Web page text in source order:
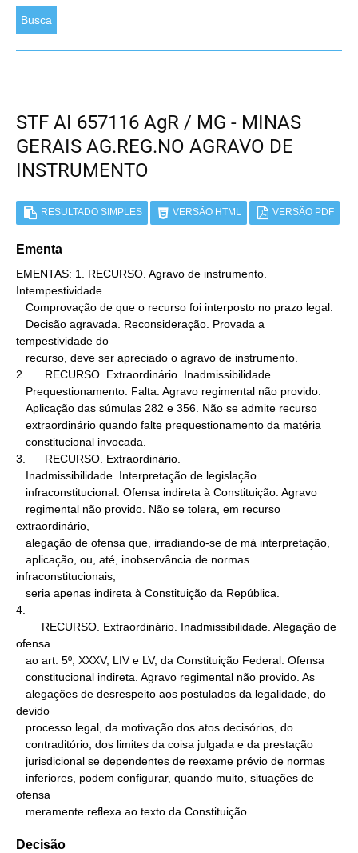
Busca
STF AI 657116 AgR / MG - MINAS
GERAIS AG.REG.NO AGRAVO DE
INSTRUMENTO
RESULTADO SIMPLES VERSÃO HTML VERSÃO PDF
Ementa
EMENTAS: 1. RECURSO. Agravo de instrumento.
Intempestividade.
tempestividade do
2.      RECURSO. Extraordinário. Inadmissibilidade.
3.      RECURSO. Extraordinário.
extraordinário,
infraconstitucionais,
4.
ofensa
devido
ofensa
   meramente reflexa ao texto da Constituição.
Decisão